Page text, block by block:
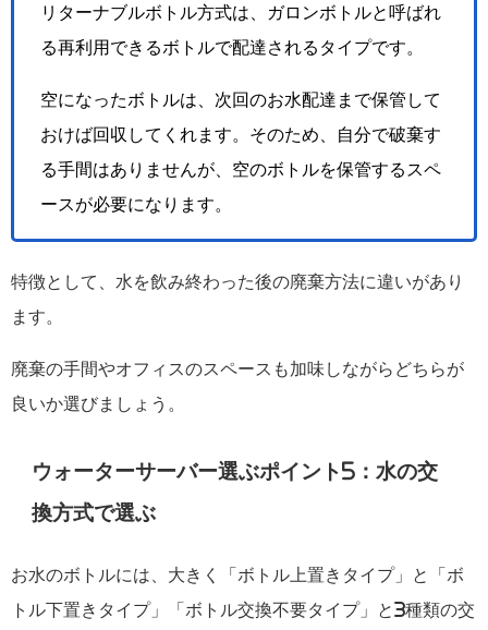
リターナブルボトル方式は、ガロンボトルと呼ばれ
る再利用できるボトルで配達されるタイプです。
空になったボトルは、次回のお水配達まで保管して
おけば回収してくれます。そのため、自分で破棄す
る手間はありませんが、空のボトルを保管するスペ
ースが必要になります。
特徴として、水を飲み終わった後の廃棄方法に違いがあり
ます。
廃棄の手間やオフィスのスペースも加味しながらどちらが
良いか選びましょう。
ウォーターサーバー選ぶポイント5：水の交
換方式で選ぶ
お水のボトルには、大きく「ボトル上置きタイプ」と「ボ
トル下置きタイプ」「ボトル交換不要タイプ」と3種類の交